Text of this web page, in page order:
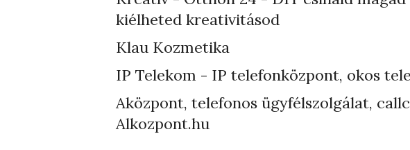
kiélheted kreativitásod
Klau Kozmetika
IP Telekom - IP telefonközpont, okos
Aközpont, telefonos ügyfélszolgálat,
Alkozpont.hu